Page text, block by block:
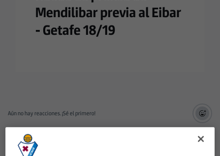
Mendilibar previa al Eibar
- Getafe 18/19
Aún no hay reacciones. ¡Sé el primero!